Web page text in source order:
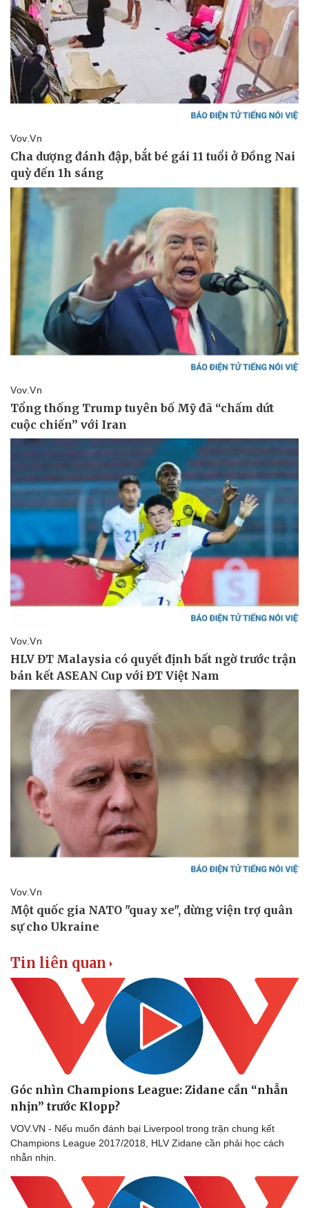
Doanh nghiệp
Thông tin doanh nghiệp
Doanh nghiệp 24h
Doanh nhân
Vì cộng đồng
Công nghệ
Sành điệu
Tin Công nghệ
Chuyển đổi số
Sức khỏe
Dinh dưỡng - món ngon
Sản phụ khoa
Nhi khoa
Nam khoa
Làm đẹp - giảm cân
Phòng mạch online
Ăn sạch sống khỏe
Đời sống
Tin liên quan
Góc nhìn Champions League: Zidane cần “nhẫn
nhịn” trước Klopp?
VOV.VN - Nếu muốn đánh bại Liverpool trong trận chung kết
Champions League 2017/2018, HLV Zidane cần phải học cách
nhẫn nhịn.